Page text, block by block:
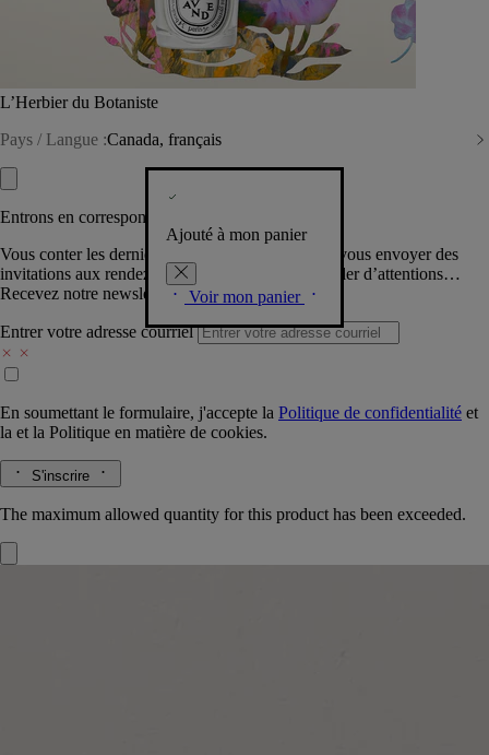
L’Herbier du Botaniste
Pays / Langue :Canada, français
Ajouté à mon panier
Voir mon panier
Entrons en correspondance​
Vous conter les dernières créations de la Maison, vous envoyer des
invitations aux rendez-vous Diptyque, vous combler d’attentions…
Recevez notre newsletter.
Entrer votre adresse courriel
En soumettant le formulaire, j'accepte la Politique de confidentialité et
la et la Politique en matière de cookies.
S'inscrire
The maximum allowed quantity for this product has been exceeded.